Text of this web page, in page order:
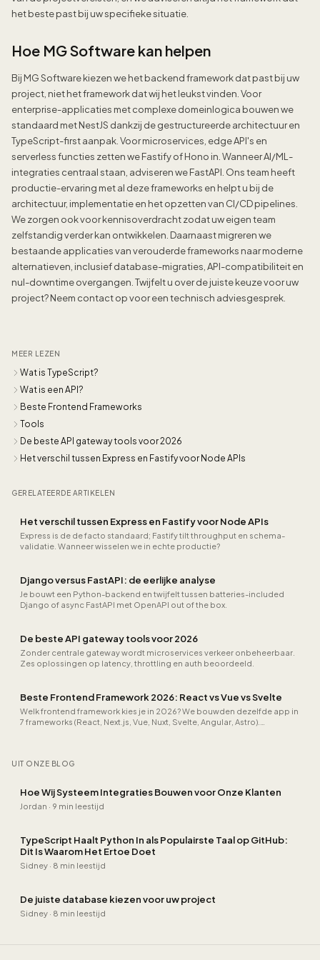
het beste past bij uw specifieke situatie.
Hoe MG Software kan helpen
Bij MG Software kiezen we het backend framework dat past bij uw
project, niet het framework dat wij het leukst vinden. Voor
enterprise-applicaties met complexe domeinlogica bouwen we
standaard met NestJS dankzij de gestructureerde architectuur en
TypeScript-first aanpak. Voor microservices, edge API's en
serverless functies zetten we Fastify of Hono in. Wanneer AI/ML-
integraties centraal staan, adviseren we FastAPI. Ons team heeft
productie-ervaring met al deze frameworks en helpt u bij de
architectuur, implementatie en het opzetten van CI/CD pipelines.
We zorgen ook voor kennisoverdracht zodat uw eigen team
zelfstandig verder kan ontwikkelen. Daarnaast migreren we
bestaande applicaties van verouderde frameworks naar moderne
alternatieven, inclusief database-migraties, API-compatibiliteit en
nul-downtime overgangen. Twijfelt u over de juiste keuze voor uw
project? Neem contact op voor een technisch adviesgesprek.
MEER LEZEN
Wat is TypeScript?
Wat is een API?
Beste Frontend Frameworks
Tools
De beste API gateway tools voor 2026
Het verschil tussen Express en Fastify voor Node APIs
GERELATEERDE ARTIKELEN
Het verschil tussen Express en Fastify voor Node APIs
Express is de de facto standaard; Fastify tilt throughput en schema-
validatie. Wanneer wisselen we in echte productie?
Django versus FastAPI: de eerlijke analyse
Je bouwt een Python-backend en twijfelt tussen batteries-included
Django of async FastAPI met OpenAPI out of the box.
De beste API gateway tools voor 2026
Zonder centrale gateway wordt microservices verkeer onbeheerbaar.
Zes oplossingen op latency, throttling en auth beoordeeld.
Beste Frontend Framework 2026: React vs Vue vs Svelte
Welk frontend framework kies je in 2026? We bouwden dezelfde app in
7 frameworks (React, Next.js, Vue, Nuxt, Svelte, Angular, Astro).
UIT ONZE BLOG
Hoe Wij Systeem Integraties Bouwen voor Onze Klanten
Jordan · 9 min leestijd
TypeScript Haalt Python In als Populairste Taal op GitHub:
Dit Is Waarom Het Ertoe Doet
Sidney · 8 min leestijd
De juiste database kiezen voor uw project
Sidney · 8 min leestijd